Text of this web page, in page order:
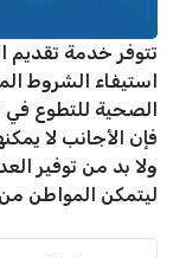
تتوفر خدمة تقديم
استيفاء الشروط
الصحية للتطوع في
فإن الأجانب لا
ولا بد من توفير
ليتمكن المواطن